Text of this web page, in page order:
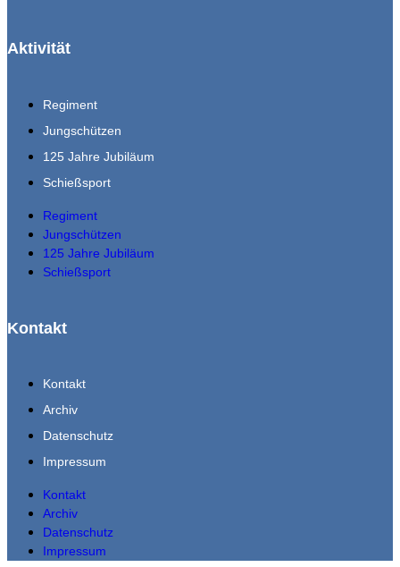
Aktivität
Regiment
Jungschützen
125 Jahre Jubiläum
Schießsport
Regiment
Jungschützen
125 Jahre Jubiläum
Schießsport
Kontakt
Kontakt
Archiv
Datenschutz
Impressum
Kontakt
Archiv
Datenschutz
Impressum